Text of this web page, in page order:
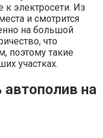
электросети. Из
и смотрится
на большой
что
поэтому такие
участках.
на